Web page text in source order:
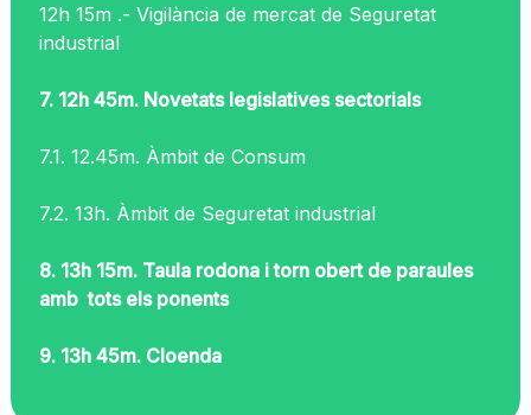
12h 15m .- Vigilància de mercat de Seguretat
industrial
7. 12h 45m. Novetats legislatives sectorials
7.1. 12.45m. Àmbit de Consum
7.2. 13h. Àmbit de Seguretat industrial
8. 13h 15m. Taula rodona i torn obert de paraules
amb tots els ponents
9. 13h 45m. Cloenda